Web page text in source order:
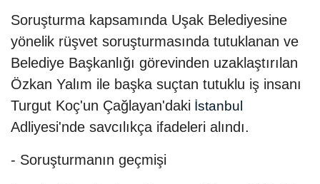
Soruşturma kapsamında Uşak Belediyesine
yönelik rüşvet soruşturmasında tutuklanan ve
Belediye Başkanlığı görevinden uzaklaştırılan
Özkan Yalım ile başka suçtan tutuklu iş insanı
Turgut Koç'un Çağlayan'daki İstanbul
Adliyesi'nde savcılıkça ifadeleri alındı.
- Soruşturmanın geçmişi